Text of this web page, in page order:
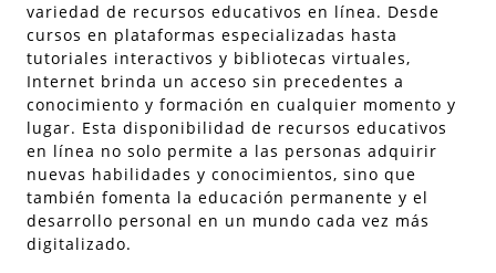
variedad de recursos educativos en línea. Desde
cursos en plataformas especializadas hasta
tutoriales interactivos y bibliotecas virtuales,
Internet brinda un acceso sin precedentes a
conocimiento y formación en cualquier momento y
lugar. Esta disponibilidad de recursos educativos
en línea no solo permite a las personas adquirir
nuevas habilidades y conocimientos, sino que
también fomenta la educación permanente y el
desarrollo personal en un mundo cada vez más
digitalizado.